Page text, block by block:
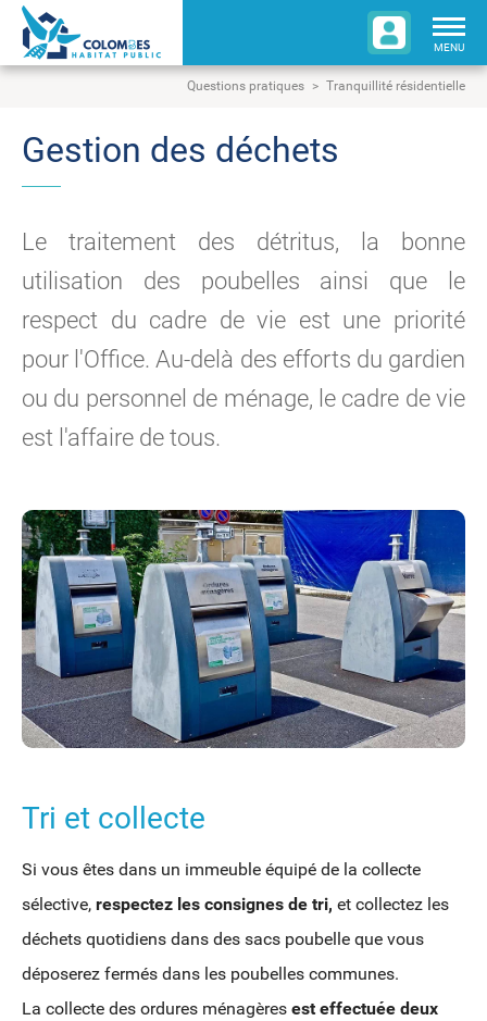
MENU
Questions pratiques Tranquillité résidentielle
Gestion des déchets
Le traitement des détritus, la bonne
utilisation des poubelles ainsi que le
respect du cadre de vie est une priorité
pour l'Office. Au-delà des efforts du gardien
ou du personnel de ménage, le cadre de vie
est l'affaire de tous.
Tri et collecte
Si vous êtes dans un immeuble équipé de la collecte
sélective, respectez les consignes de tri, et collectez les
déchets quotidiens dans des sacs poubelle que vous
déposerez fermés dans les poubelles communes.
La collecte des ordures ménagères est effectuée deux